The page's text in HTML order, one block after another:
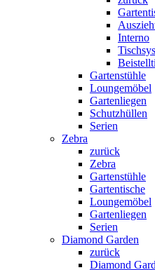
Interno
Gartenstühle
Loungemöbel
Gartenliegen
Schutzhüllen
Serien
Zebra
zurück
Zebra
Gartenstühle
Gartentische
Loungemöbel
Gartenliegen
Serien
Diamond Garden
zurück
Diamond